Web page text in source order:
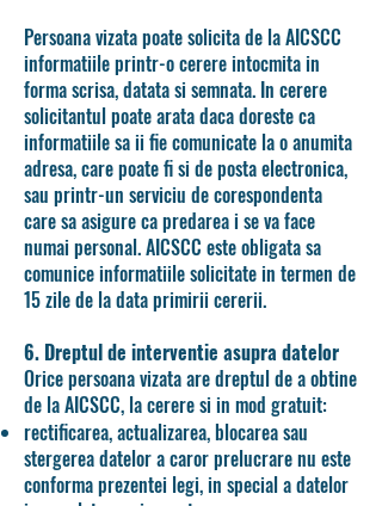
Persoana vizata poate solicita de la AICSCC
informatiile printr-o cerere intocmita in
forma scrisa, datata si semnata. In cerere
solicitantul poate arata daca doreste ca
informatiile sa ii fie comunicate la o anumita
adresa, care poate fi si de posta electronica,
sau printr-un serviciu de corespondenta
care sa asigure ca predarea i se va face
numai personal. AICSCC este obligata sa
comunice informatiile solicitate in termen de
15 zile de la data primirii cererii.
6. Dreptul de interventie asupra datelor
Orice persoana vizata are dreptul de a obtine
de la AICSCC, la cerere si in mod gratuit:
rectificarea, actualizarea, blocarea sau
stergerea datelor a caror prelucrare nu este
conforma prezentei legi, in special a datelor